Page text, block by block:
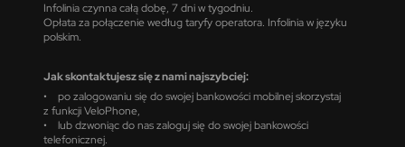
Infolinia czynna całą dobę, 7 dni w tygodniu.
Opłata za połączenie według taryfy operatora. Infolinia w języku
polskim.
Jak skontaktujesz się z nami najszybciej:
• po zalogowaniu się do swojej bankowości mobilnej skorzystaj
z funkcji VeloPhone,
• lub dzwoniąc do nas zaloguj się do swojej bankowości
telefonicznej.